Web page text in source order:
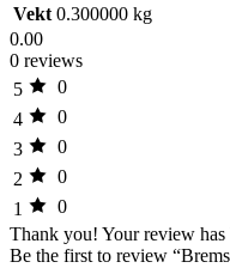
Vekt 0.300000 kg
0.00
0 reviews
5
0
4
0
3
0
2
0
1
0
Thank you! Your review has
Be the first to review